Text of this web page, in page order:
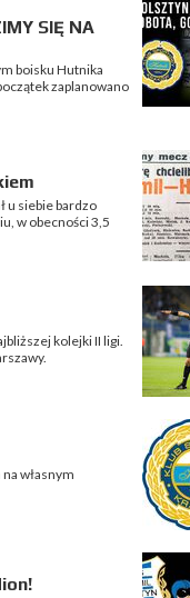
SIĘ NA
boisku Hutnika
zaplanowano
u siebie bardzo
w obecności 3,5
kolejki II ligi.
własnym